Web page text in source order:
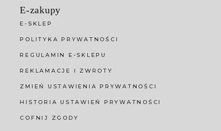
E-zakupy
E-SKLEP
POLITYKA PRYWATNOŚCI
REGULAMIN E-SKLEPU
REKLAMACJE I ZWROTY
ZMIEŃ USTAWIENIA PRYWATNOŚCI
HISTORIA USTAWIEŃ PRYWATNOŚCI
COFNIJ ZGODY